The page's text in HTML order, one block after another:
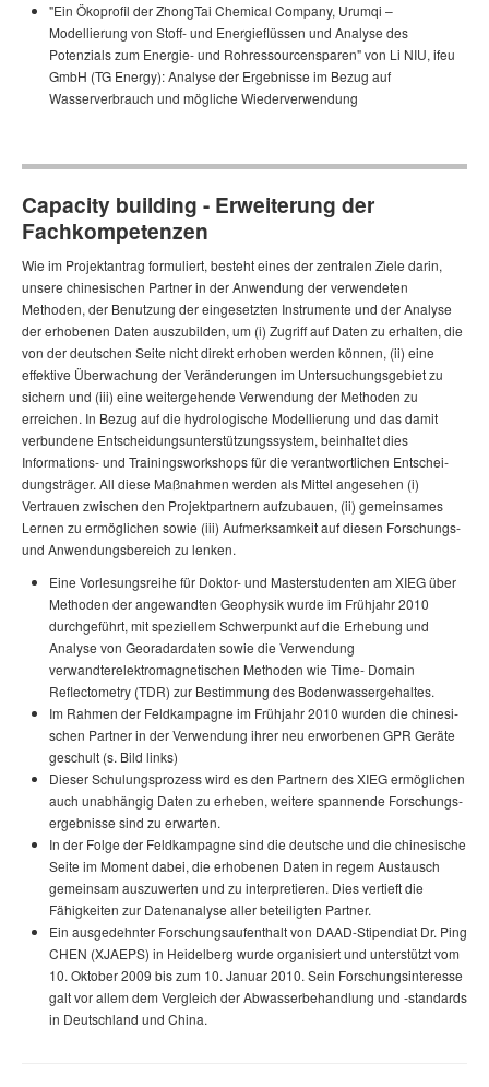
"Ein Ökoprofil der ZhongTai Chemical Company, Urumqi –
Modellierung von Stoff- und Ener­gie­flüs­sen und Analyse des
Potenzials zum Energie- und Rohressourcensparen" von Li NIU, ifeu
GmbH (TG Energy): Analyse der Ergebnisse im Bezug auf
Wasserverbrauch und mögliche Wiederverwendung
Capacity building - Erweiterung der
Fachkompetenzen
Wie im Projektantrag formuliert, besteht eines der zentralen Ziele darin,
unsere chinesischen Partner in der Anwendung der verwendeten
Methoden, der Benutzung der eingesetzten Instrumente und der Analyse
der erhobenen Daten auszubilden, um (i) Zugriff auf Daten zu erhalten, die
von der deutschen Seite nicht direkt erhoben werden können, (ii) eine
effektive Überwachung der Ver­än­de­rungen im Un­ter­su­chungs­ge­biet zu
sichern und (iii) eine weitergehende Verwendung der Methoden zu
erreichen. In Bezug auf die hydrologische Modellierung und das damit
verbundene Ent­schei­dungs­un­ter­stützungs­system, beinhaltet dies
Informations- und Trainingsworkshops für die ver­ant­wort­li­chen Ent­schei­
dungs­trä­ger. All diese Maßnahmen werden als Mittel angesehen (i)
Vertrauen zwischen den Pro­jekt­part­nern aufzubauen, (ii) gemeinsames
Lernen zu ermöglichen sowie (iii) Aufmerksamkeit auf diesen Forschungs-
und Anwendungsbereich zu lenken.
Eine Vorlesungsreihe für Doktor- und Masterstudenten am XIEG über
Methoden der an­ge­wand­ten Geophysik wurde im Frühjahr 2010
durchgeführt, mit speziellem Schwerpunkt auf die Erhebung und
Analyse von Georadardaten sowie die Verwendung
verwandterelektro­ma­gne­tischen Methoden wie Time- Domain
Reflectometry (TDR) zur Bestimmung des Bo­den­was­ser­ge­hal­tes.
Im Rahmen der Feld­kam­pagne im Frühjahr 2010 wurden die chi­ne­si­
schen Partner in der Verwendung ihrer neu erworbenen GPR Geräte
geschult (s. Bild links)
Dieser Schu­lungs­pro­zess wird es den Partnern des XIEG ermöglichen
auch unabhängig Daten zu er­he­ben, weitere span­nende For­schungs­
er­gebnisse sind zu erwarten.
In der Folge der Feldkampagne sind die deutsche und die chinesische
Seite im Moment dabei, die erhobenen Daten in regem Austausch
gemeinsam auszuwerten und zu interpretieren. Dies vertieft die
Fähigkeiten zur Datenanalyse aller beteiligten Partner.
Ein ausgedehnter Forschungsaufenthalt von DAAD-Stipendiat Dr. Ping
CHEN (XJAEPS) in Heidelberg wurde organisiert und unterstützt vom
10. Oktober 2009 bis zum 10. Januar 2010. Sein Forschungsinteresse
galt vor allem dem Vergleich der Abwasserbehandlung und -standards
in Deutschland und China.